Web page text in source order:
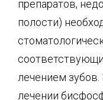
препаратов,
полости)
лечением
лечении